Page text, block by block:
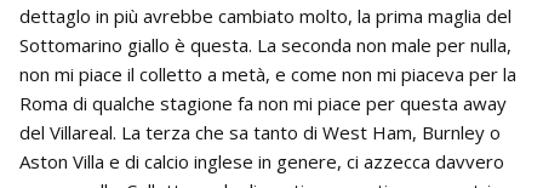
dettaglo in più avrebbe cambiato molto, la prima maglia del
Sottomarino giallo è questa. La seconda non male per nulla,
non mi piace il colletto a metà, e come non mi piaceva per la
Roma di qualche stagione fa non mi piace per questa away
del Villareal. La terza che sa tanto di West Ham, Burnley o
Aston Villa e di calcio inglese in genere, ci azzecca davvero